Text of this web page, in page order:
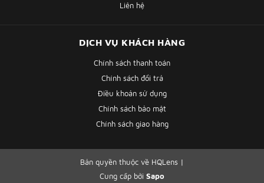
Liên hệ
DỊCH VỤ KHÁCH HÀNG
Chính sách thanh toán
Chính sách đổi trả
Điều khoản sử dụng
Chính sách bảo mật
Chính sách giao hàng
Bản quyền thuộc về HQLens |
Cung cấp bởi Sapo